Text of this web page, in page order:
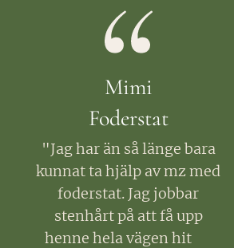
Mimi
Foderstat
"Jag har än så länge bara
kunnat ta hjälp av mz med
foderstat. Jag jobbar
stenhårt på att få upp
henne hela vägen hit 🙌🏻